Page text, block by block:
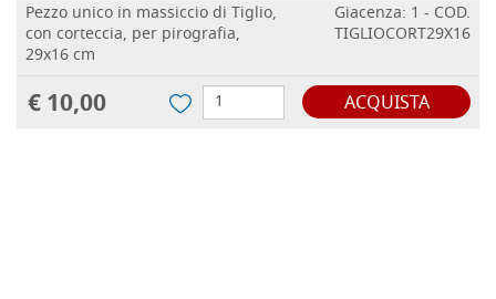
Pezzo unico in massiccio di Tiglio,
con corteccia, per pirografia,
29x16 cm
Giacenza: 1 - COD.
TIGLIOCORT29X16
€ 10,00 ACQUISTA